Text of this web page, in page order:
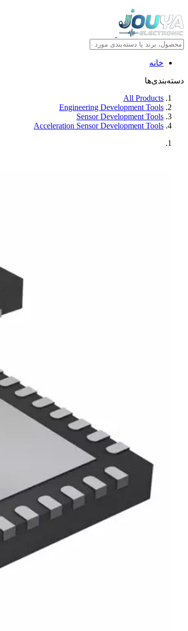
خانه
دسته‌بندی‌ها
All Products
Engineering Development Tools
Sensor Development Tools
Acceleration Sensor Development Tools